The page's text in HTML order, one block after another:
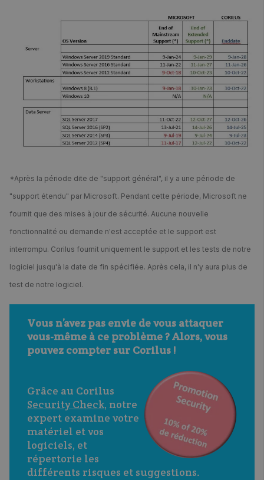
*Après la période dite de "support général", il y a une période de
"support étendu" par Microsoft. Pendant cette période, Microsoft ne
fournit que des mises à jour de sécurité. Aucune nouvelle
fonctionnalité ou demande n'est acceptée et le support est
interrompu. Corilus fournit uniquement le support et les tests de notre
logiciel jusqu'à la date de fin spécifiée. Après cela, il n'y aura plus de
test de notre logiciel.
Vous n’avez pas envie de vous attaquer
vous-même à ce problème ? Alors, vous
pouvez compter sur Corilus !
Grâce au Corilus
Security Check, notre
expert examine votre
matériel et vos
logiciels, et
répertorie les
différents risques et suggestions.